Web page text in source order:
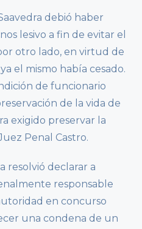
debió haber
lesivo a fin de evitar el
otro lado, en virtud de
el mismo había cesado.
de funcionario
de la vida de
exigido preservar la
Penal Castro.
resolvió declarar a
responsable
en concurso
una condena de un